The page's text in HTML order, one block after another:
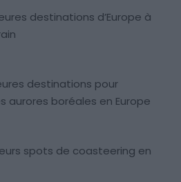
destinations d’Europe à
destinations pour
aurores boréales en Europe
spots de coasteering en